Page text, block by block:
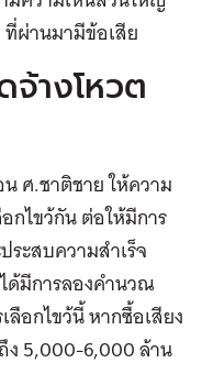
ที่ผ่านมามีข้อเสีย
จ้างโหวต
ศ.ชาติชาย ให้ความ
กไขว้กัน ต่อให้มีการ
ะสบความสำเร็จ
ด้มีการลองคำนวณ
อกไขว้นี้ หากซื้อเสียง
ง 5,000-6,000 ล้าน